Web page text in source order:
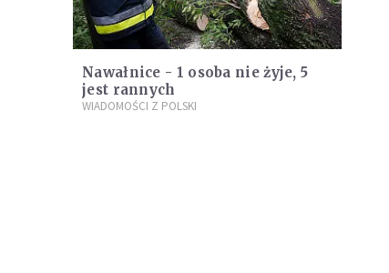
Nawałnice - 1 osoba nie żyje, 5
jest rannych
WIADOMOŚCI Z POLSKI